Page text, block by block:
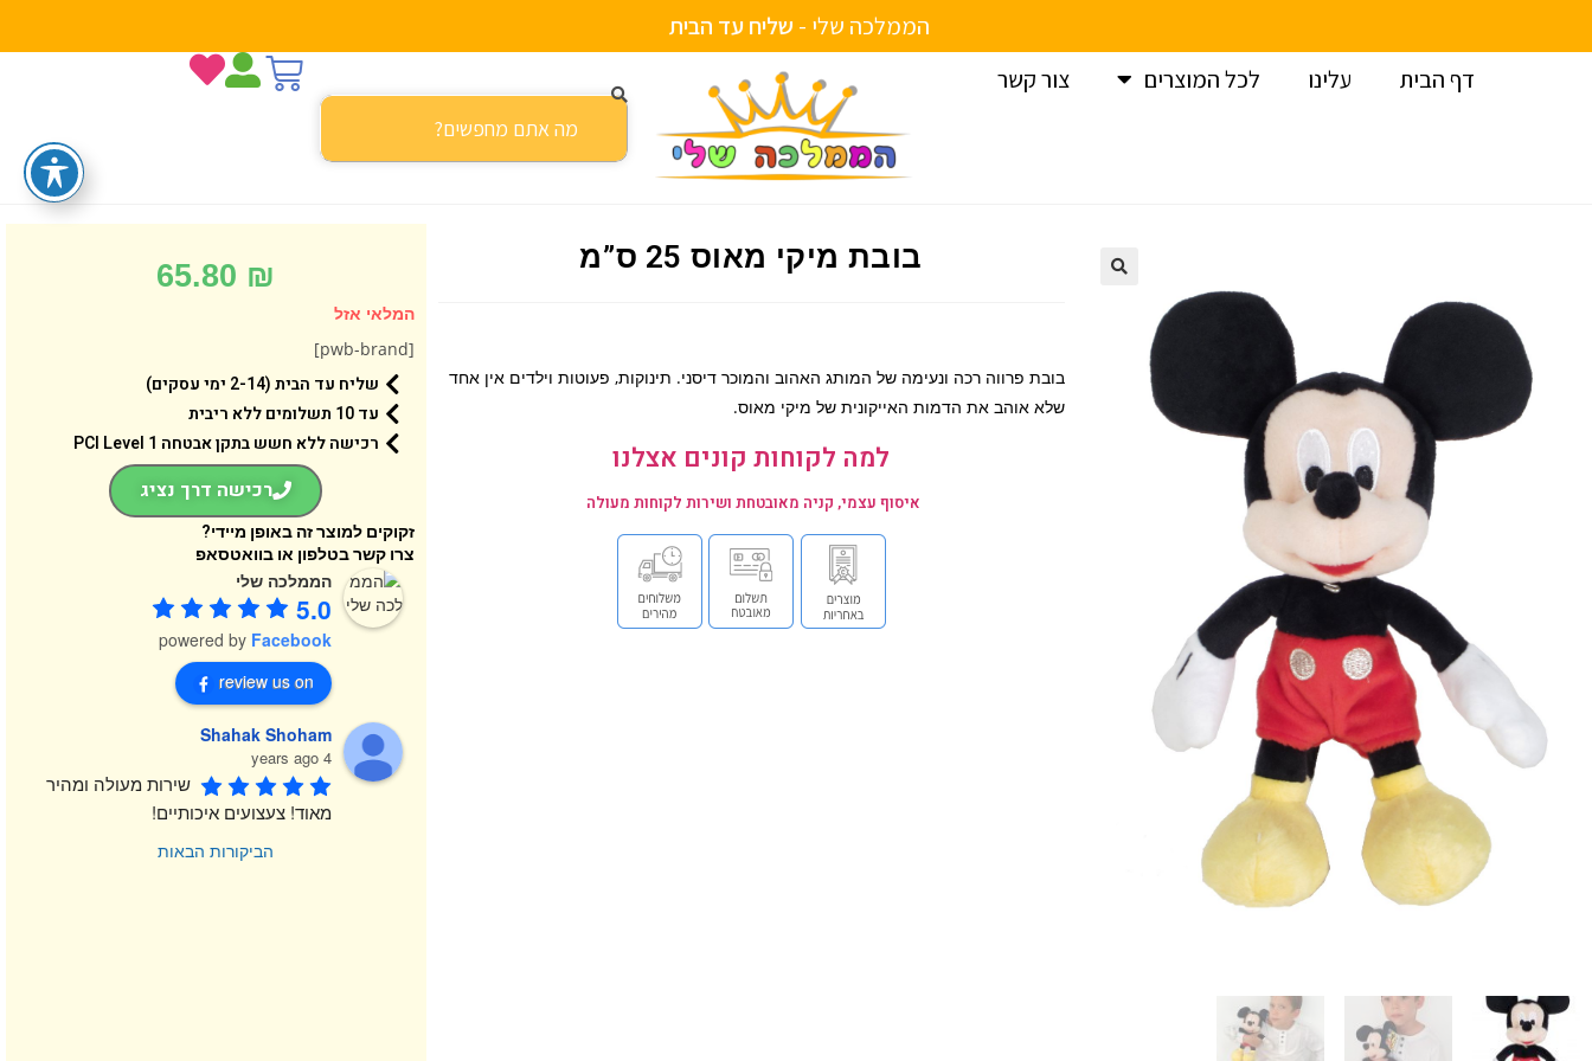
הממלכה שלי - שליח עד הבית
דף הבית
עלינו לכל המוצרים צור קשר
בובת מיקי מאוס 25 ס”מ
בובת פרווה רכה ונעימה של המותג האהוב והמוכר דיסני. תינוקות, פעוטות וילדים אין אחד
שלא אוהב את הדמות האייקונית של מיקי מאוס.
למה לקוחות קונים אצלנו
איסוף עצמי, קניה מאובטחת ושירות לקוחות מעולה
65.80 ₪
המלאי אזל
[pwb-brand]
שליח עד הבית (2-14 ימי עסקים)
עד 10 תשלומים ללא ריבית
רכישה ללא חשש בתקן אבטחה 1 PCI Level
רכישה דרך נציג
זקוקים למוצר זה באופן מיידי?
צרו קשר בטלפון או בוואטסאפ
הממלכה שלי
5.0
powered by Facebook
review us on
Shahak Shoham
4 years ago
מאוד! צעצועים איכותיים!
הביקורות הבאות